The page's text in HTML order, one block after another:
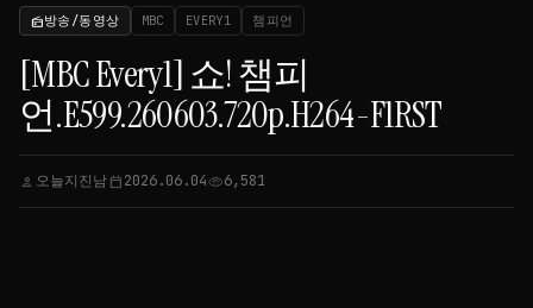
radio방송/동영상 MBC EVERY1 챔피언
[MBC Every1] 쇼! 챔피
언.E599.260603.720p.H264-F1RST
person 오늘지진남calendar_today2026.06.04visibility6,581